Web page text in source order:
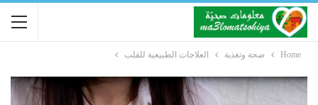
Home صحة وتغذية العلاجات الطبيعية للقلب